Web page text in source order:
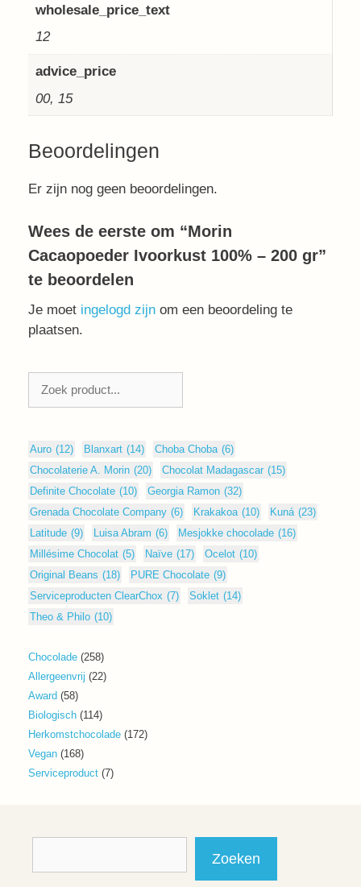
wholesale_price_text
12
advice_price
00, 15
Beoordelingen
Er zijn nog geen beoordelingen.
Wees de eerste om “Morin
Cacaopoeder Ivoorkust 100% – 200 gr”
te beoordelen
Je moet ingelogd zijn om een beoordeling te
plaatsen.
Auro (12) Blanxart (14) Choba Choba (6)
Chocolaterie A. Morin (20) Chocolat Madagascar (15)
Definite Chocolate (10) Georgia Ramon (32)
Grenada Chocolate Company (6) Krakakoa (10) Kuná (23)
Latitude (9) Luisa Abram (6) Mesjokke chocolade (16)
Millésime Chocolat (5) Naïve (17) Ocelot (10)
Original Beans (18) PURE Chocolate (9)
Serviceproducten ClearChox (7) Soklet (14)
Theo & Philo (10)
Chocolade 258258
producten
Allergeenvrij 2222
Award 5858
producten
Biologisch 114114
producten
Herkomstchocolade 172172
Vegan 168168
producten
Serviceproduct 77
Zoeken